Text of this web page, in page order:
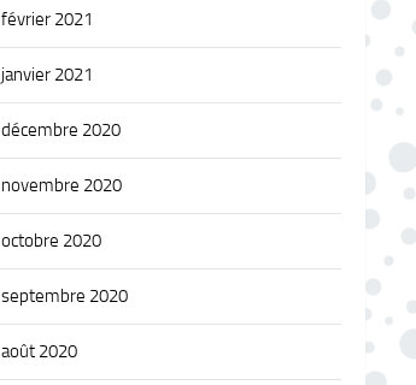
février 2021
janvier 2021
décembre 2020
novembre 2020
octobre 2020
septembre 2020
août 2020